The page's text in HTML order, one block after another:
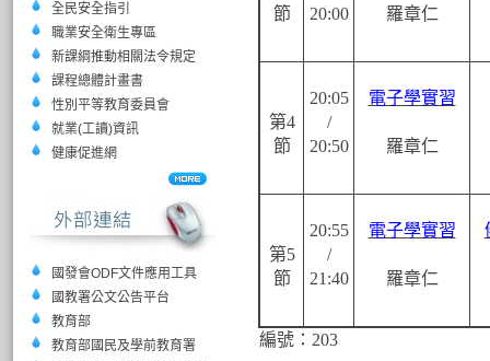
全民安全指引
職業安全衛生專區
新課綱推動相關法令規定
課程總體計畫書
性別平等教育委員會
就業(工讀)資訊
健康促進網
國發會ODF文件應用工具
國教署公文公告平台
教育部
教育部國民及學前教育署
節
20:00
羅章仁
第4
節
20:05
/
20:50
電子學實習
羅章仁
第5
節
20:55
/
21:40
電子學實習
羅章仁
編號：203